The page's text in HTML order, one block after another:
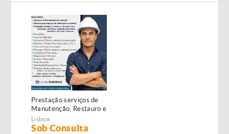
Prestação serviços de
Manutenção, Restauro e
Remodelação de
imóveis!
Lisboa
Sob Consulta